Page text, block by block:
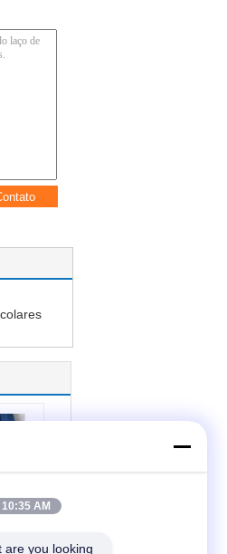
10:35 AM
are you looking